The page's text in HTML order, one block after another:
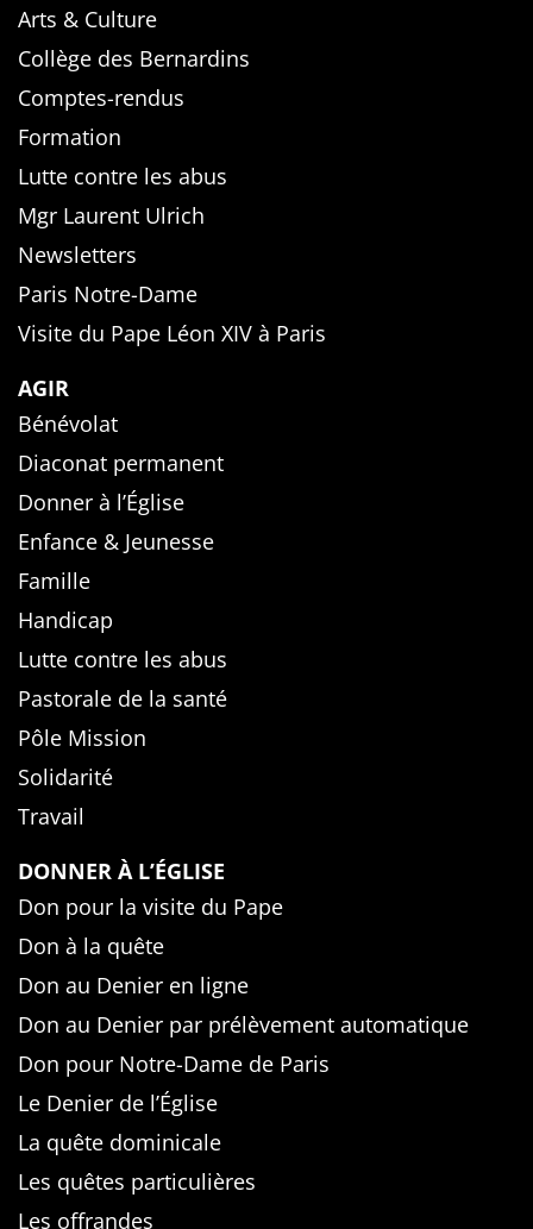
Arts & Culture
Collège des Bernardins
Comptes-rendus
Formation
Lutte contre les abus
Mgr Laurent Ulrich
Newsletters
Paris Notre-Dame
Visite du Pape Léon XIV à Paris
AGIR
Bénévolat
Diaconat permanent
Donner à l’Église
Enfance & Jeunesse
Famille
Handicap
Lutte contre les abus
Pastorale de la santé
Pôle Mission
Solidarité
Travail
DONNER À L’ÉGLISE
Don pour la visite du Pape
Don à la quête
Don au Denier en ligne
Don au Denier par prélèvement automatique
Don pour Notre-Dame de Paris
Le Denier de l’Église
La quête dominicale
Les quêtes particulières
Les offrandes